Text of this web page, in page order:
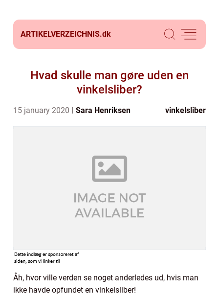
ARTIKELVERZEICHNIS.dk
Hvad skulle man gøre uden en
vinkelsliber?
15 january 2020 Sara Henriksen vinkelsliber
Åh, hvor ville verden se noget anderledes ud, hvis man
ikke havde opfundet en vinkelsliber!